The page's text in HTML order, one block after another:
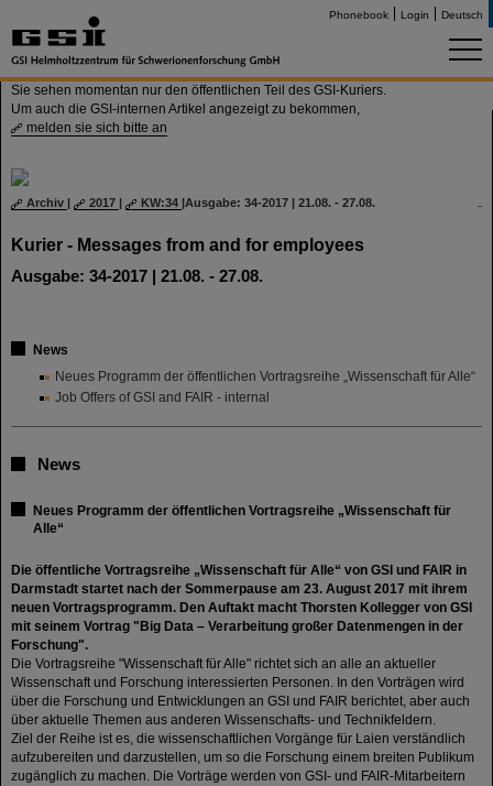
Phonebook Login Deutsch
Sie sehen momentan nur den öffentlichen Teil des GSI-Kuriers.
Um auch die GSI-internen Artikel angezeigt zu bekommen,
melden sie sich bitte an
Archiv | 2017 | KW:34 |Ausgabe: 34-2017 | 21.08. - 27.08.
Kurier - Messages from and for employees
Ausgabe: 34-2017 | 21.08. - 27.08.
News
Neues Programm der öffentlichen Vortragsreihe „Wissenschaft für Alle“
Job Offers of GSI and FAIR - internal
News
Neues Programm der öffentlichen Vortragsreihe „Wissenschaft für
Alle“
Die öffentliche Vortragsreihe „Wissenschaft für Alle“ von GSI und FAIR in
Darmstadt startet nach der Sommerpause am 23. August 2017 mit ihrem
neuen Vortragsprogramm. Den Auftakt macht Thorsten Kollegger von GSI
mit seinem Vortrag "Big Data – Verarbeitung großer Datenmengen in der
Forschung".
Die Vortragsreihe "Wissenschaft für Alle" richtet sich an alle an aktueller
Wissenschaft und Forschung interessierten Personen. In den Vorträgen wird
über die Forschung und Entwicklungen an GSI und FAIR berichtet, aber auch
über aktuelle Themen aus anderen Wissenschafts- und Technikfeldern.
Ziel der Reihe ist es, die wissenschaftlichen Vorgänge für Laien verständlich
aufzubereiten und darzustellen, um so die Forschung einem breiten Publikum
zugänglich zu machen. Die Vorträge werden von GSI- und FAIR-Mitarbeitern